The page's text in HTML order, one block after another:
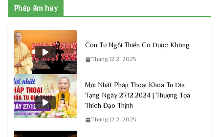
Pháp âm hay
Con Tự Ngồi Thiền Có Được Không
Tháng 12 2, 2025
Mới Nhất Pháp Thoại Khóa Tu Địa
Tạng Ngày 27.12.2024 | Thượng Tọa
Thích Đạo Thịnh
Tháng 12 2, 2025